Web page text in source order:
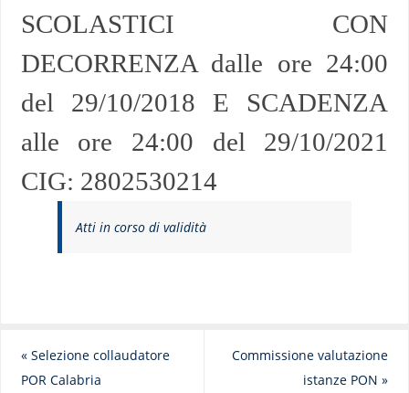
SCOLASTICI CON
DECORRENZA dalle ore 24:00
del 29/10/2018 E SCADENZA
alle ore 24:00 del 29/10/2021
CIG: 2802530214
Atti in corso di validità
«Selezione collaudatore
POR Calabria
Commissione valutazione
istanze PON»